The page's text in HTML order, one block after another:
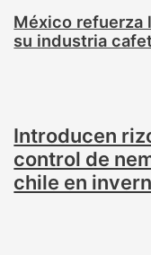
México refuerza
su industria
Introducen
control de
chile en